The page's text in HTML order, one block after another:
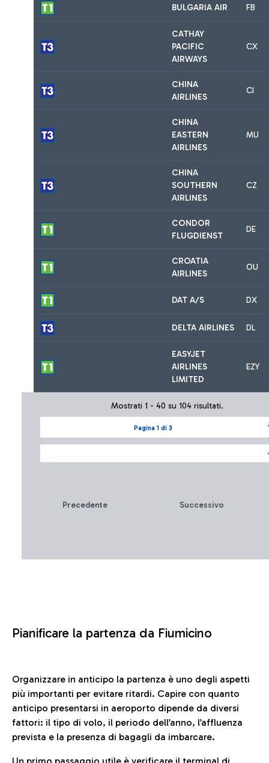
BULGARIA AIR FB
CATHAY
PACIFIC
AIRWAYS
CX
CHINA
AIRLINES
CI
CHINA
EASTERN
AIRLINES
MU
CHINA
SOUTHERN
AIRLINES
CZ
CONDOR
FLUGDIENST
DE
CROATIA
AIRLINES
OU
DAT A/S DX
DELTA AIRLINES DL
EASYJET
AIRLINES
LIMITED
EZY
Pagina 1 di 3
Mostrati 1 - 40 su 104 risultati.
Precedente Successivo
Pianificare la partenza da Fiumicino
Organizzare in anticipo la partenza è uno degli aspetti
più importanti per evitare ritardi. Capire con quanto
anticipo presentarsi in aeroporto dipende da diversi
fattori: il tipo di volo, il periodo dell’anno, l’affluenza
prevista e la presenza di bagagli da imbarcare.